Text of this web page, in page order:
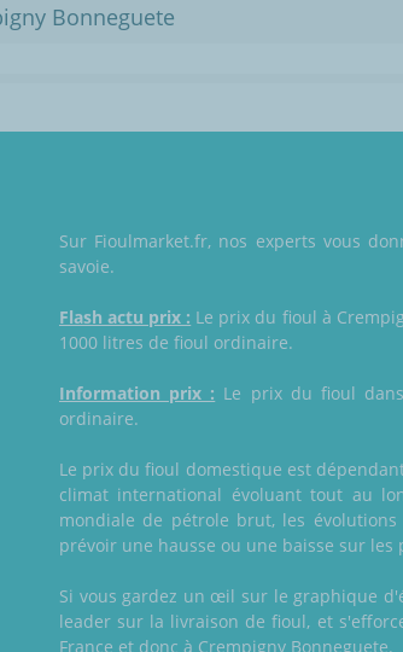
Bonneguete
Sur Fioulmarket.fr, nos experts vous
savoie.
Flash actu prix : Le prix du fioul à
1000 litres de fioul ordinaire.
Information prix : Le prix du fioul
ordinaire.
Le prix du fioul domestique est
climat international évoluant tout au
mondiale de pétrole brut, les
prévoir une hausse ou une baisse sur les
Si vous gardez un œil sur le graphique
leader sur la livraison de fioul, et
France et donc à Crempigny Bonneguete.